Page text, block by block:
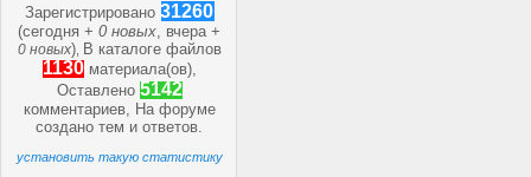
Зарегистрировано 31260
(сегодня +0 новых, вчера +
0 новых) В каталоге файлов
1130 материала(ов),
Оставлено 5142
комментариев, На форуме
созданотем иответов.
установить такую статистику